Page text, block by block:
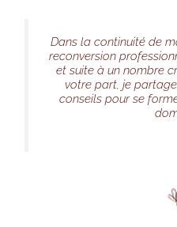
Dans la continuité de
reconversion
et suite à un nombre
votre part, je
conseils pour se